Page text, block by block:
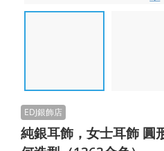
純銀耳飾，女士耳飾 圓